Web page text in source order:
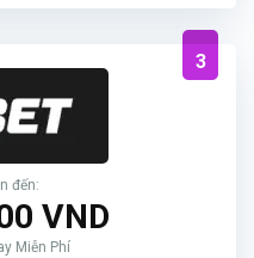
3
đến:
VND
Miễn Phí